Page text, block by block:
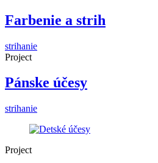
Farbenie a strih
strihanie
Project
Pánske účesy
strihanie
Project